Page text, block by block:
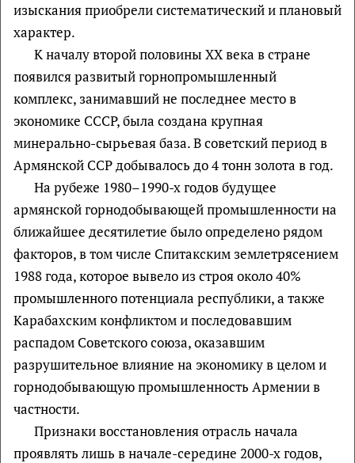
изыскания приобрели систематический и плановый
характер.
К началу второй половины XX века в стране
появился развитый горнопромышленный
комплекс, занимавший не последнее место в
экономике СССР, была создана крупная
минерально-сырьевая база. В советский период в
Армянской ССР добывалось до 4 тонн золота в год.
На рубеже 1980–1990-х годов будущее
армянской горнодобывающей промышленности на
ближайшее десятилетие было определено рядом
факторов, в том числе Спитакским землетрясением
1988 года, которое вывело из строя около 40%
промышленного потенциала республики, а также
Карабахским конфликтом и последовавшим
распадом Советского союза, оказавшим
разрушительное влияние на экономику в целом и
горнодобывающую промышленность Армении в
частности.
Признаки восстановления отрасль начала
проявлять лишь в начале-середине 2000-х годов,